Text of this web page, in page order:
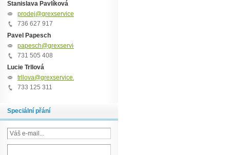
Stanislava Pavlíková
prodej@grexservice.cz
736 627 917
Pavel Papesch
papesch@grexservice.cz
731 505 408
Lucie Trllová
trllova@grexservice.cz
733 125 311
Speciální přání